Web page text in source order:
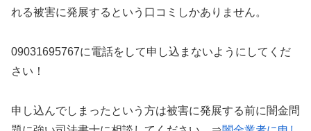
れる被害に発展するという口コミしかありません。
09031695767に電話をして申し込まないようにしてくだ
さい！
申し込んでしまったという方は被害に発展する前に闇金問